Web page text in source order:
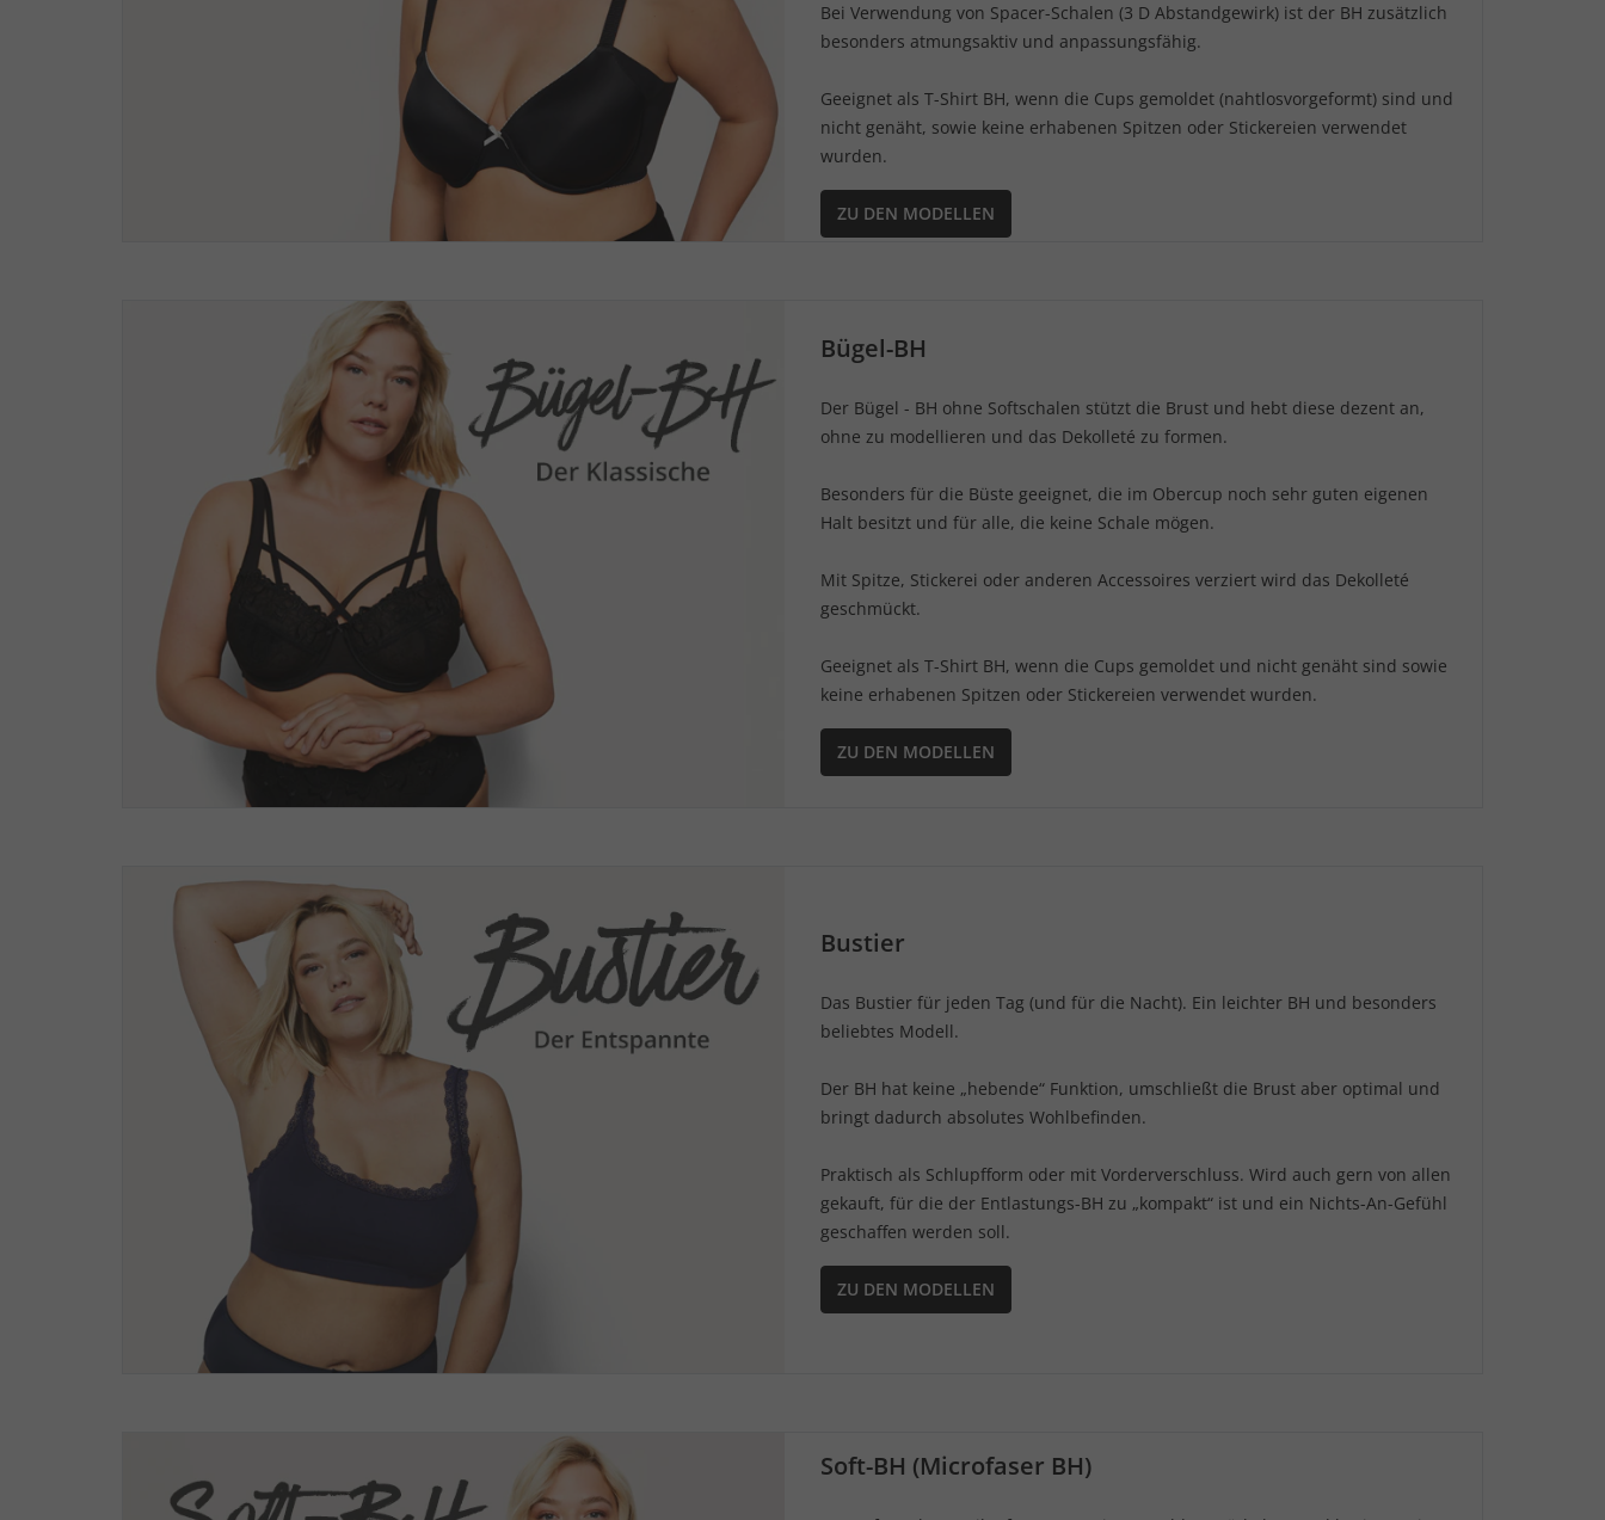
Bei Verwendung von Spacer-Schalen (3 D Abstandgewirk) ist der BH zusätzlich
besonders atmungsaktiv und anpassungsfähig.
Geeignet als T-Shirt BH, wenn die Cups gemoldet (nahtlosvorgeformt) sind und
nicht genäht, sowie keine erhabenen Spitzen oder Stickereien verwendet
wurden.
ZU DEN MODELLEN
Bügel-BH
Der Bügel - BH ohne Softschalen stützt die Brust und hebt diese dezent an,
ohne zu modellieren und das Dekolleté zu formen.
Besonders für die Büste geeignet, die im Obercup noch sehr guten eigenen
Halt besitzt und für alle, die keine Schale mögen.
Mit Spitze, Stickerei oder anderen Accessoires verziert wird das Dekolleté
geschmückt.
Geeignet als T-Shirt BH, wenn die Cups gemoldet und nicht genäht sind sowie
keine erhabenen Spitzen oder Stickereien verwendet wurden.
ZU DEN MODELLEN
Bustier
Das Bustier für jeden Tag (und für die Nacht). Ein leichter BH und besonders
beliebtes Modell.
Der BH hat keine „hebende“ Funktion, umschließt die Brust aber optimal und
bringt dadurch absolutes Wohlbefinden.
Praktisch als Schlupfform oder mit Vorderverschluss. Wird auch gern von allen
gekauft, für die der Entlastungs-BH zu „kompakt“ ist und ein Nichts-An-Gefühl
geschaffen werden soll.
ZU DEN MODELLEN
Soft-BH (Microfaser BH)